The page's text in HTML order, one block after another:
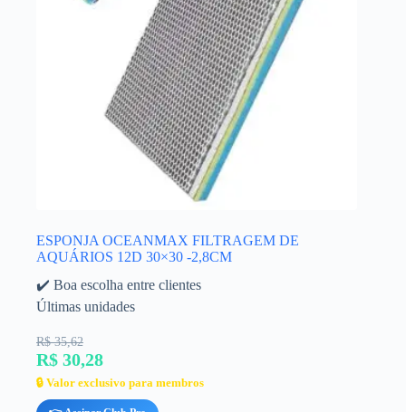
ESPONJA OCEANMAX FILTRAGEM DE
AQUÁRIOS 12D 30×30 -2,8CM
✔️ Boa escolha entre clientes
Últimas unidades
R$ 35,62
R$ 30,28
🔒 Valor exclusivo para membros